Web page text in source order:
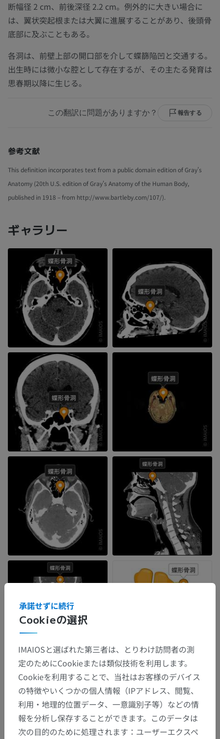
断幅径 2 cm、前後深径 2.2 cm。例外的に大きい場合に
は、翼状突起根または大翼に進展することがあり、後頭骨
底部に及ぶこともある。
各洞は、前壁上部の開口部を介して蝶篩陥凹と交通する。
出生時には微小な腔として存在するが、その主たる発育は
思春期以降に生じる。
この翻訳に問題がありますか？ 報告する
参考文献
This definition incorporates text from a public domain edition of Gray's
Anatomy (20th U.S. edition of Gray's Anatomy of the Human Body,
published in 1918 – from http://www.bartleby.com/107/).
ギャラリー
Cookieの選択
承諾せずに続行
IMAIOSと選ばれた第三者は、とりわけ訪問者の測
定のためにCookieまたは類似技術を利用します。
Cookieを利用することで、当社はお客様のデバイス
の特徴やいくつかの個人情報（IPアドレス、閲覧、
利用・地理的位置データ、一意識別子等）などの情
報を分析し保存することができます。このデータは
次の目的のために処理されます：ユーザーエクスペ